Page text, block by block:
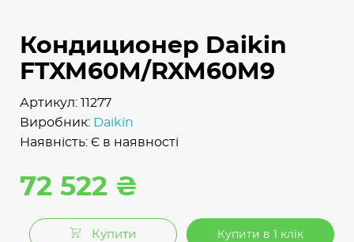
Кондиционер Daikin
FTXM60M/RXM60M9
Артикул: 11277
Виробник: Daikin
Наявність: Є в наявності
72 522 ₴
Купити Купити в 1 клік